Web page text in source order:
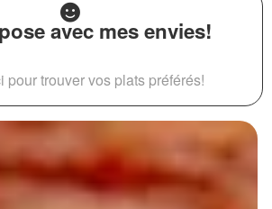
avec mes envies!
pour trouver vos plats préférés!